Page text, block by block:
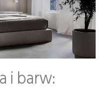
i barw: